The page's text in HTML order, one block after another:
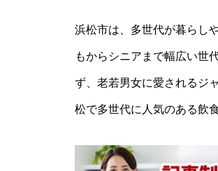
浜松市は、多世代が暮らし
もからシニアまで幅広い世
ず、老若男女に愛されるジ
松で多世代に人気のある飲